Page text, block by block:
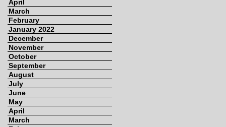
April
March
February
January 2022
December
November
October
September
August
July
June
May
April
March